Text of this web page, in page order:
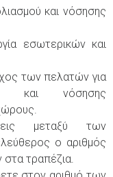
και νόσησης
εσωτερικών και
των πελατών για
και νόσησης
μεταξύ των
ο αριθμός
τραπέζια.